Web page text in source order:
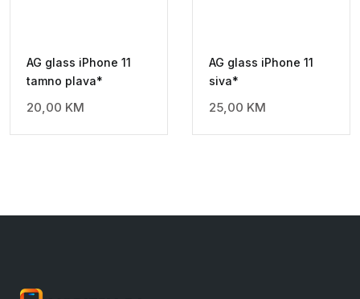
AG glass iPhone 11
tamno plava*
20,00 KM
AG glass iPhone 11
siva*
25,00 KM